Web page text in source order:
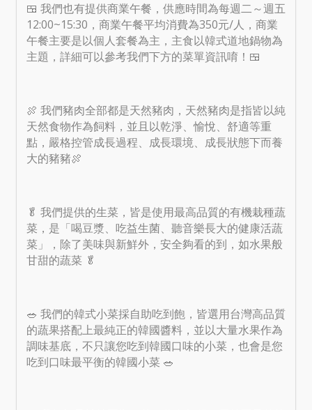
🍱 我們也有提供商業午餐，供應時間為每週二～週五
12:00~15:30，商業午餐平均消費為350元/人，商業
午餐主要是以個人套餐為主，主食以韓式道地鍋物為
主題，詳細可以參考我們下方的菜單資訊唷！🍱
🍖 我們豬肉全部都是天然豬肉，天然豬肉是指皆以純
天然食物作為飼料，並且以乾淨、愉悅、舒適等重
點，嚴格控管成長過程、成長環境、成長狀態下而養
大的豬豬🍖
🥬 我們提供的生菜，皆是使用最高品質的有機栽種蔬
菜，是「喝豆漿、吃益生菌、聽音樂長大的健康活蔬
菜」，除了美味與新鮮外，安全夠看的到，如水果般
甘甜的蔬菜 🥬
🥗 我們的韓式小菜採自助吃到飽，皆選用台灣高品質
的蔬果搭配上最純正的韓國醬料，並以大量水果作為
調味基底，不只讓您吃到韓國口味的小菜，也會是您
吃到口味最平衡的韓國小菜 🥗